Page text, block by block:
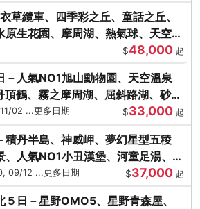
草纜車、四季彩之丘、童話之丘、
生花園、摩周湖、熱氣球、天空溫
$48,000 起
－人氣NO1旭山動物園、天空溫泉
鶴、霧之摩周湖、屈斜路湖、砂湯
02 ...更多日期 $33,000 起
積丹半島、神威岬、夢幻星型五稜
、人氣NO1小丑漢堡、河童足湯、奇
谷
09/12 ...更多日期 $37,000 起
日－星野OMO5、星野青森屋、